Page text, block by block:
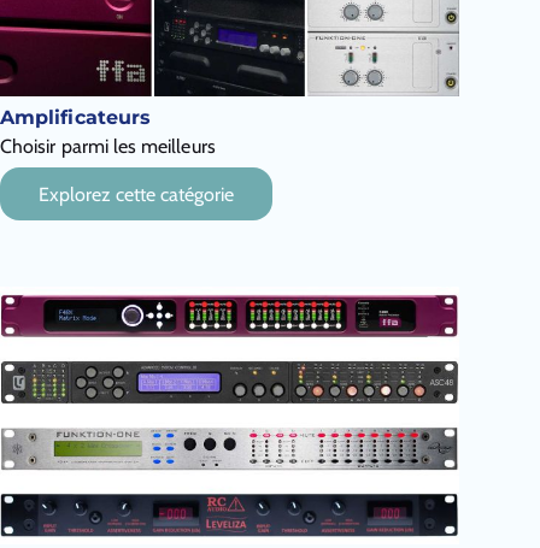
Amplificateurs
Choisir parmi les meilleurs
Explorez cette catégorie